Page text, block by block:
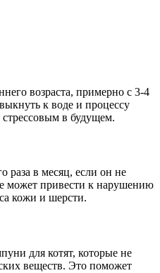
возраста, примерно с 3-4
к воде и процессу
стрессовым в будущем.
раза в месяц, если он не
может привести к нарушению
кожи и шерсти.
для котят, которые не
веществ. Это поможет